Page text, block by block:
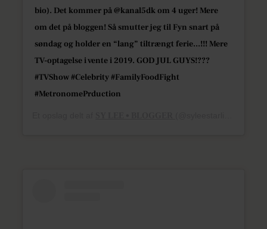
bio). Det kommer på @kanal5dk om 4 uger! Mere
om det på bloggen! Så smutter jeg til Fyn snart på
søndag og holder en “lang” tiltrængt ferie...!!! Mere
TV-optagelse i vente i 2019. GOD JUL GUYS!???
#TVShow #Celebrity #FamilyFoodFight
#MetronomePrduction